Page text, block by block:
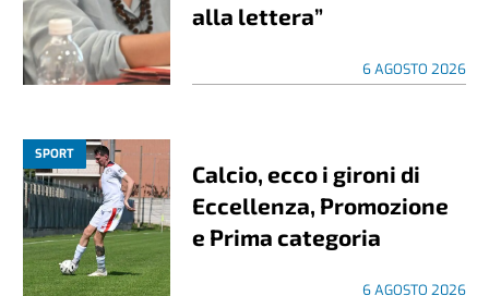
alla lettera”
6 AGOSTO 2026
SPORT
Calcio, ecco i gironi di
Eccellenza, Promozione
e Prima categoria
6 AGOSTO 2026